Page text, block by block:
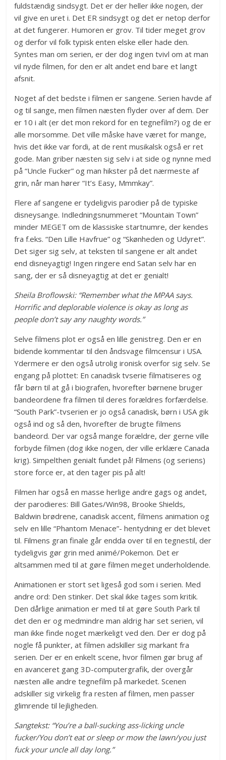
fuldstændig sindsygt. Det er der heller ikke nogen, der
vil give en uret i. Det ER sindsygt og det er netop derfor
at det fungerer. Humoren er grov. Til tider meget grov
og derfor vil folk typisk enten elske eller hade den.
Syntes man om serien, er der dog ingen tvivl om at man
vil nyde filmen, for den er alt andet end bare et langt
afsnit.
Noget af det bedste i filmen er sangene. Serien havde af
og til sange, men filmen næsten flyder over af dem. Der
er 10 i alt (er det mon rekord for en tegnefilm?) og de er
alle morsomme. Det ville måske have været for mange,
hvis det ikke var fordi, at de rent musikalsk også er ret
gode. Man griber næsten sig selv i at side og nynne med
på “Uncle Fucker” og man hikster på det nærmeste af
grin, når man hører “It’s Easy, Mmmkay”.
Flere af sangene er tydeligvis parodier på de typiske
disneysange. Indledningsnummeret “Mountain Town”
minder MEGET om de klassiske startnumre, der kendes
fra f.eks. “Den Lille Havfrue” og “Skønheden og Udyret”.
Det siger sig selv, at teksten til sangene er alt andet
end disneyagtig! Ingen ringere end Satan selv har en
sang, der er så disneyagtig at det er genialt!
Sheila Broflowski: “Remember what the MPAA says.
Horrific and deplorable violence is okay as long as
people don’t say any naughty words.”
Selve filmens plot er også en lille genistreg. Den er en
bidende kommentar til den åndsvage filmcensur i USA.
Ydermere er den også utrolig ironisk overfor sig selv. Se
engang på plottet: En canadisk tvserie filmatiseres og
får børn til at gå i biografen, hvorefter børnene bruger
bandeordene fra filmen til deres forældres forfærdelse.
“South Park”-tvserien er jo også canadisk, børn i USA gik
også ind og så den, hvorefter de brugte filmens
bandeord. Der var også mange forældre, der gerne ville
forbyde filmen (dog ikke nogen, der ville erklære Canada
krig). Simpelthen genialt fundet på! Filmens (og seriens)
store force er, at den tager pis på alt!
Filmen har også en masse herlige andre gags og andet,
der parodieres: Bill Gates/Win98, Brooke Shields,
Baldwin brødrene, canadisk accent, filmens animation og
selv en lille “Phantom Menace”- hentydning er det blevet
til. Filmens gran finale går endda over til en tegnestil, der
tydeligvis gør grin med animé/Pokemon. Det er
altsammen med til at gøre filmen meget underholdende.
Animationen er stort set ligeså god som i serien. Med
andre ord: Den stinker. Det skal ikke tages som kritik.
Den dårlige animation er med til at gøre South Park til
det den er og medmindre man aldrig har set serien, vil
man ikke finde noget mærkeligt ved den. Der er dog på
nogle få punkter, at filmen adskiller sig markant fra
serien. Der er en enkelt scene, hvor filmen gør brug af
en avanceret gang 3D-computergrafik, der overgår
næsten alle andre tegnefilm på markedet. Scenen
adskiller sig virkelig fra resten af filmen, men passer
glimrende til lejligheden.
Sangtekst: “You’re a ball-sucking ass-licking uncle
fucker/You don’t eat or sleep or mow the lawn/you just
fuck your uncle all day long.”